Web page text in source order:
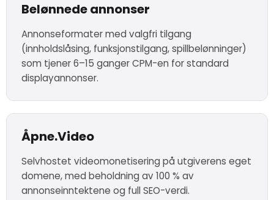
Belønnede annonser
Annonseformater med valgfri tilgang
(innholdslåsing, funksjonstilgang, spillbelønninger)
som tjener 6–15 ganger CPM-en for standard
displayannonser.
Åpne.Video
Selvhostet videomonetisering på utgiverens eget
domene, med beholdning av 100 % av
annonseinntektene og full SEO-verdi.